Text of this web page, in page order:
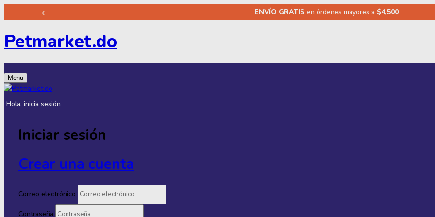
‹ ENVÍO GRATIS en órdenes mayores a $4,500
Petmarket.do
Menu
Hola, inicia sesión
Iniciar sesión
Crear una cuenta
Correo electrónico
Contraseña